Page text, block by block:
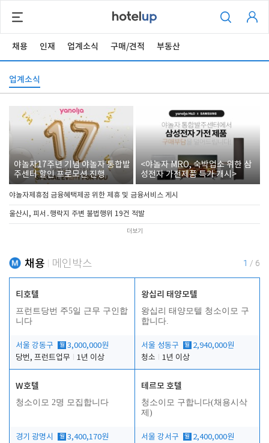
채용 인재 업계소식 구매/견적 부동산
업계소식
야놀자17주년 기념 야놀자 통합발
주센터 할인 프로모션 진행
<야놀자 MRO, 숙박업소 위한 삼
성전자 가전제품 특가 개시>
야놀자제휴점 금융혜택제공 위한 제휴 및 금융서비스 게시
울산시, 피서․행락지 주변 불법행위 19건 적발
더보기
채용 메인박스 1 / 6
티호텔
프런트당번 주5일 근무 구인합
니다
서울 강동구 월 3,000,000원
당번, 프런트업무
1년 이상
왕십리 태양모텔
왕십리 태양모텔 청소이모 구
합니다.
서울 성동구 월 2,940,000원
청소
1년 이상
W호텔
청소이모 2명 모집합니다
경기 광명시 월 3,400,170원
테르모 호텔
청소이모 구합니다(채용시삭
제)
서울 강서구 월 2,400,000원